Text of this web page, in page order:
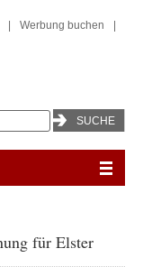
Werbung buchen
für Elster